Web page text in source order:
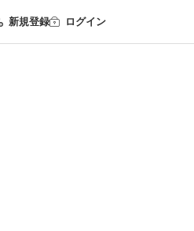
新規登録 ログイン